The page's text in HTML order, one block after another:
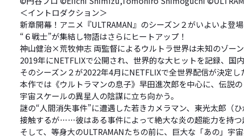
＜イントロダクション＞
新章開幕！アニメ『ULTRAMAN』のシーズン２がいよいよ登場
“６戦士”が集結し物語はさらにヒートアップ！
神山健治×荒牧伸志 両監督によるウルトラ世界は未知のゾーン
2019年にNETFLIXで公開され、世界的な大ヒットを記録、
そのシーズン２が2022年4月にNETFLIXで全世界配信が決定し
本作では《ウルトラマンの息子》早田進次郎を中心に、伝説の
宇宙スケールの異星人の陰謀に立ち向かう。
謎の“人間消失事件”に遭遇した若きカメラマン、東光太郎（
接触するが……彼はある事件によって絶大な炎の超能力を持つ
そして、等身大のULTRAMANたちの前に、巨大な「あの」宇